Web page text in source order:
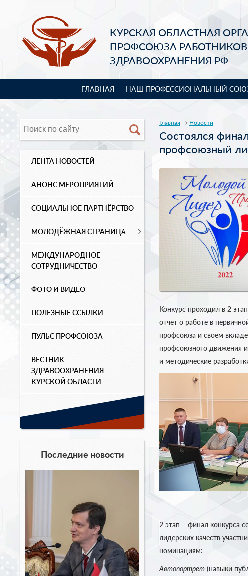
КУРСКАЯ ОБЛАСТНАЯ
ПРОФСОЮЗА РАБОТНИКОВ
ЗДРАВООХРАНЕНИЯ РФ
ГЛАВНАЯ НАШ ПРОФЕССИОНАЛЬНЫЙ
ЛЕНТА НОВОСТЕЙ
АНОНС МЕРОПРИЯТИЙ
СОЦИАЛЬНОЕ ПАРТНЁРСТВО
МОЛОДЁЖНАЯ СТРАНИЦА
МЕЖДУНАРОДНОЕ
СОТРУДНИЧЕСТВО
ФОТО И ВИДЕО
ПОЛЕЗНЫЕ ССЫЛКИ
ПУЛЬС ПРОФСОЮЗА
ВЕСТНИК
ЗДРАВООХРАНЕНИЯ
КУРСКОЙ ОБЛАСТИ
Последние новости
Главная → Новости
Состоялся
профсоюзный
Конкурс проходил в 2
отчет о работе в
профсоюза и своем
профсоюзного движения
и методические
2 этап – финал конкурса
лидерских качеств
номинациям:
Автопортрет (навыки